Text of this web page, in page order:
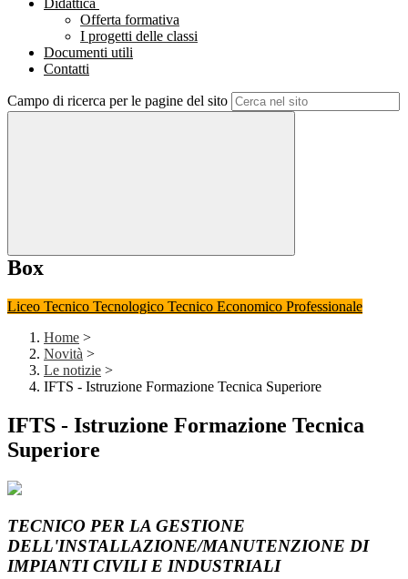
Didattica
Offerta formativa
I progetti delle classi
Documenti utili
Contatti
Campo di ricerca per le pagine del sito
Box
Liceo Tecnico Tecnologico Tecnico Economico Professionale
Home >
Novità >
Le notizie >
IFTS - Istruzione Formazione Tecnica Superiore
IFTS - Istruzione Formazione Tecnica
Superiore
TECNICO PER LA GESTIONE
DELL'INSTALLAZIONE/MANUTENZIONE DI
IMPIANTI CIVILI E INDUSTRIALI